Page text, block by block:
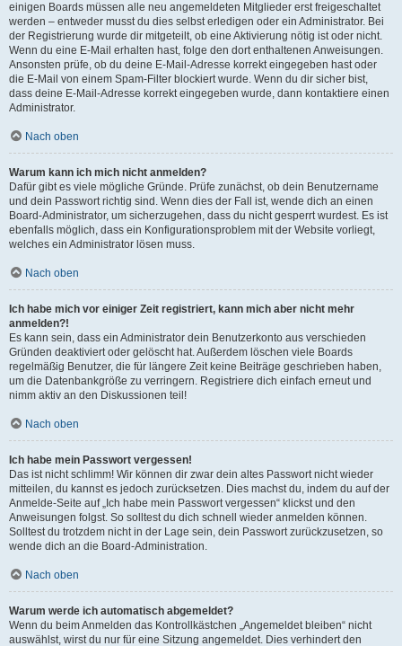
einigen Boards müssen alle neu angemeldeten Mitglieder erst freigeschaltet
werden – entweder musst du dies selbst erledigen oder ein Administrator. Bei
der Registrierung wurde dir mitgeteilt, ob eine Aktivierung nötig ist oder nicht.
Wenn du eine E-Mail erhalten hast, folge den dort enthaltenen Anweisungen.
Ansonsten prüfe, ob du deine E-Mail-Adresse korrekt eingegeben hast oder
die E-Mail von einem Spam-Filter blockiert wurde. Wenn du dir sicher bist,
dass deine E-Mail-Adresse korrekt eingegeben wurde, dann kontaktiere einen
Administrator.
Nach oben
Warum kann ich mich nicht anmelden?
Dafür gibt es viele mögliche Gründe. Prüfe zunächst, ob dein Benutzername
und dein Passwort richtig sind. Wenn dies der Fall ist, wende dich an einen
Board-Administrator, um sicherzugehen, dass du nicht gesperrt wurdest. Es ist
ebenfalls möglich, dass ein Konfigurationsproblem mit der Website vorliegt,
welches ein Administrator lösen muss.
Nach oben
Ich habe mich vor einiger Zeit registriert, kann mich aber nicht mehr
anmelden?!
Es kann sein, dass ein Administrator dein Benutzerkonto aus verschieden
Gründen deaktiviert oder gelöscht hat. Außerdem löschen viele Boards
regelmäßig Benutzer, die für längere Zeit keine Beiträge geschrieben haben,
um die Datenbankgröße zu verringern. Registriere dich einfach erneut und
nimm aktiv an den Diskussionen teil!
Nach oben
Ich habe mein Passwort vergessen!
Das ist nicht schlimm! Wir können dir zwar dein altes Passwort nicht wieder
mitteilen, du kannst es jedoch zurücksetzen. Dies machst du, indem du auf der
Anmelde-Seite auf „Ich habe mein Passwort vergessen“ klickst und den
Anweisungen folgst. So solltest du dich schnell wieder anmelden können.
Solltest du trotzdem nicht in der Lage sein, dein Passwort zurückzusetzen, so
wende dich an die Board-Administration.
Nach oben
Warum werde ich automatisch abgemeldet?
Wenn du beim Anmelden das Kontrollkästchen „Angemeldet bleiben“ nicht
auswählst, wirst du nur für eine Sitzung angemeldet. Dies verhindert den